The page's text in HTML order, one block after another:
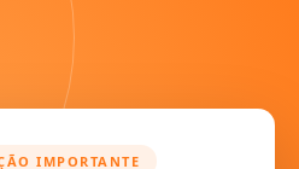
IMPORTANTE